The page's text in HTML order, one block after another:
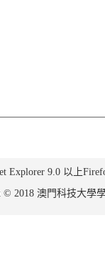
Explorer 9.0 以上
© 2018 澳門科技大學